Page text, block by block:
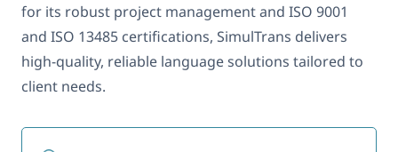
for its robust project management and ISO 9001
and ISO 13485 certifications, SimulTrans delivers
high-quality, reliable language solutions tailored to
client needs.